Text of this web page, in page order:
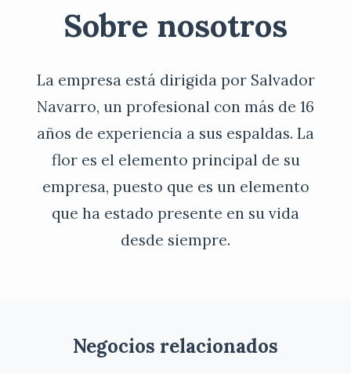
Sobre nosotros
La empresa está dirigida por Salvador
Navarro, un profesional con más de 16
años de experiencia a sus espaldas. La
flor es el elemento principal de su
empresa, puesto que es un elemento
que ha estado presente en su vida
desde siempre.
Negocios relacionados